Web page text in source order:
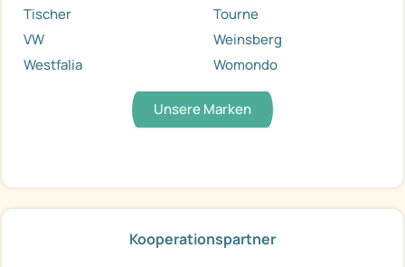
Tischer
Tourne
VW
Weinsberg
Westfalia
Womondo
Unsere Marken
Kooperationspartner